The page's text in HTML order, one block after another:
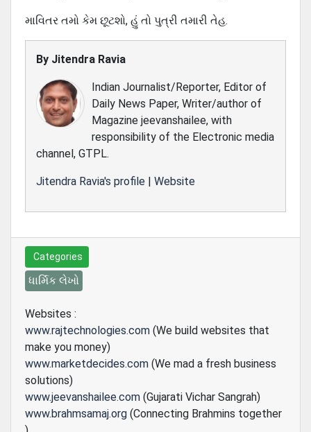
માવિતર તમો કેમ છૂટશો, હું તો પુત્રી તમારી તેહ.
By Jitendra Ravia
Indian Journalist/Reporter, Editor of
Daily News Paper, Writer/author of
Magazine jeevanshailee, with
responsibility of the Electronic media
channel, GTPL.
Jitendra Ravia's profile | Website
Categories
ધાર્મિક લેખો
Websites :
www.rajtechnologies.com (We build websites that
make you money)
www.marketdecides.com (We mad a fresh business
solutions)
www.jeevanshailee.com (Gujarati Vichar Sangrah)
www.brahmsamaj.org (Connecting Brahmins together